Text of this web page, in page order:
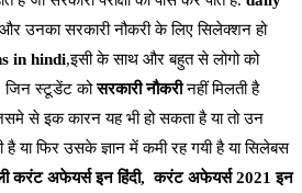
और उनका सरकारी नौकरी के लिए सिलेक्शन हो
in hindi,इसी के साथ और बहुत से लोगो को
जिन स्टूडेंट कोसरकारी नौकरीनहीं मिलती है
से इक कारन यह भी हो सकता है या तो उन
या फिर उसके ज्ञान में कमी रह गयी है या सिलेबस
करंट अफेयर्स इन हिंदी, करंट अफेयर्स 2021 इन